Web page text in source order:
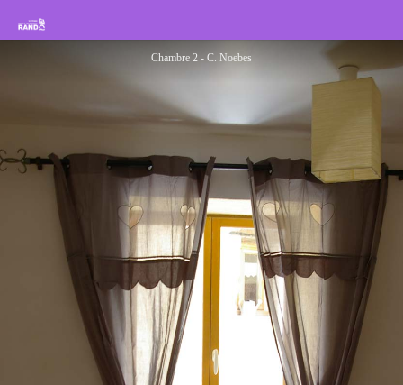
Rando Sisteron Buëch Baronnies Provençales
Chambre 2 - C. Noebes